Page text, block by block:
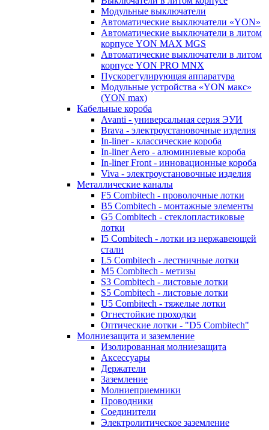
Модульные выключатели
Автоматические выключатели «YON»
Автоматические выключатели в литом
корпусе YON MAX MGS
Автоматические выключатели в литом
корпусе YON PRO MNX
Пускорегулирующая аппаратура
Модульные устройства «YON макс»
(YON max)
Кабельные короба
Avanti - универсальная серия ЭУИ
Brava - электроустановочные изделия
In-liner - классические короба
In-liner Aero - алюминиевые короба
In-liner Front - инновационные короба
Viva - электроустановочные изделия
Металлические каналы
F5 Combitech - проволочные лотки
B5 Combitech - монтажные элементы
G5 Combitech - стеклопластиковые
лотки
I5 Combitech - лотки из нержавеющей
стали
L5 Combitech - лестничные лотки
M5 Combitech - метизы
S3 Combitech - листовые лотки
S5 Combitech - листовые лотки
U5 Combitech - тяжелые лотки
Огнестойкие проходки
Оптические лотки - "D5 Combitech"
Молниезащита и заземление
Изолированная молниезащита
Аксессуары
Держатели
Заземление
Молниеприемники
Проводники
Соединители
Электролитическое заземление